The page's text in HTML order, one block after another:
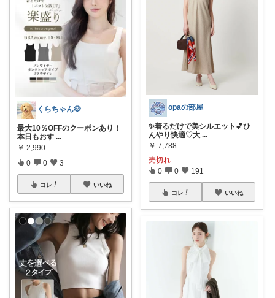
くらちゃん🐶
最大10％OFFのクーポンあり！
本日もおす ...
￥ 2,990
0 0 3
コレ いいね
opaの部屋
✨着るだけで美シルエット💕ひ
んやり快適♡大 ...
￥ 7,788
売切れ
0 0 191
コレ いいね